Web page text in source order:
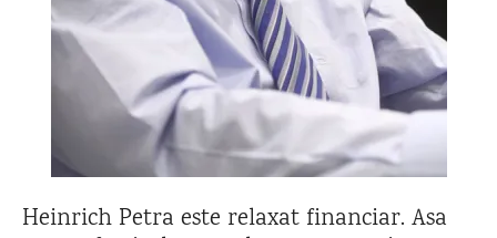
Heinrich Petra este relaxat financiar. Asa